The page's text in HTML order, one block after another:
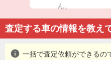
ん。
査定する車の情報を教え
info 一括で査定依頼ができるの